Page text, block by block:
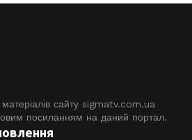
сайту sigmatv.com.ua
посиланням на даний портал.